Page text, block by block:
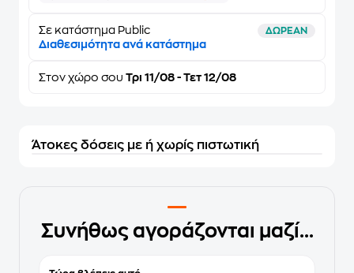
Σε κατάστημα Public ΔΩΡΕΑΝ
Διαθεσιμότητα ανά κατάστημα
Στον χώρο σου Τρι 11/08 - Τετ 12/08
Άτοκες δόσεις με ή χωρίς πιστωτική
Συνήθως αγοράζονται μαζί...